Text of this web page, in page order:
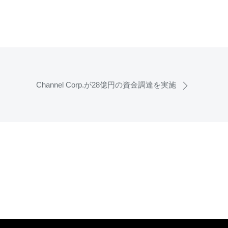
Channel Corp.が28億円の資金調達を実施